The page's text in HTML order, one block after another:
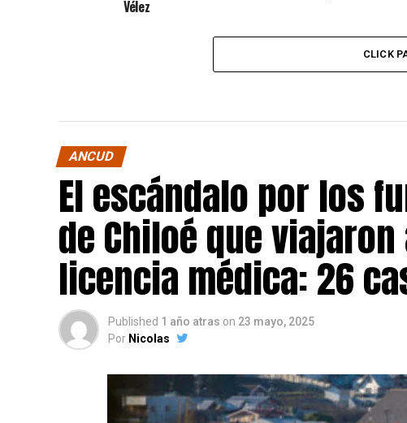
Vélez
CLICK
ANCUD
El escándalo por los
de Chiloé que
licencia médica: 26
Published 1 año atras on 23 mayo, 2025
Por Nicolas